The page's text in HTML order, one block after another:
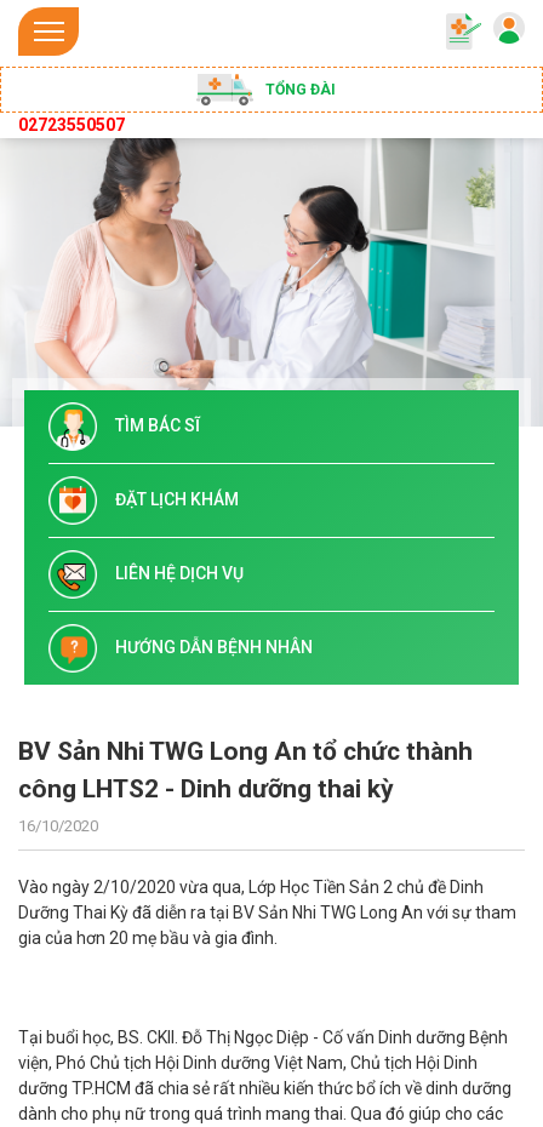
TỔNG ĐÀI
02723550507
TÌM BÁC SĨ
ĐẶT LỊCH KHÁM
LIÊN HỆ DỊCH VỤ
HƯỚNG DẪN BỆNH NHÂN
BV Sản Nhi TWG Long An tổ chức thành
công LHTS2 - Dinh dưỡng thai kỳ
16/10/2020
Vào ngày 2/10/2020 vừa qua, Lớp Học Tiền Sản 2 chủ đề Dinh
Dưỡng Thai Kỳ đã diễn ra tại BV Sản Nhi TWG Long An với sự tham
gia của hơn 20 mẹ bầu và gia đình.
Tại buổi học, BS. CKII. Đỗ Thị Ngọc Diệp - Cố vấn Dinh dưỡng Bệnh
viện, Phó Chủ tịch Hội Dinh dưỡng Việt Nam, Chủ tịch Hội Dinh
dưỡng TP.HCM đã chia sẻ rất nhiều kiến thức bổ ích về dinh dưỡng
dành cho phụ nữ trong quá trình mang thai. Qua đó giúp cho các